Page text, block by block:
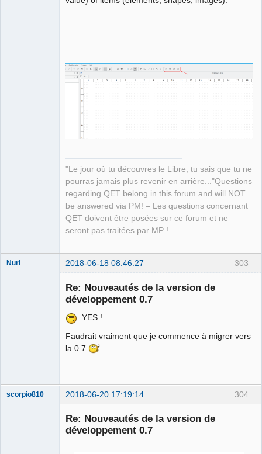
"Le jour où tu découvres le Libre, tu sais que tu ne
pourras jamais plus revenir en arrière..."Questions
regarding QET belong in this forum and will NOT
be answered via PM! – Les questions concernant
QET doivent être posées sur ce forum et ne
seront pas traitées par MP !
303
Nuri 2018-06-18 08:46:27
Re: Nouveautés de la version de
développement 0.7
YES !
Faudrait vraiment que je commence à migrer vers
la 0.7
304
scorpio810 2018-06-20 17:19:14
Re: Nouveautés de la version de
développement 0.7